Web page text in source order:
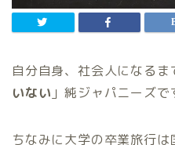
自分自身、社会人になるま
いない 」純ジャパニーズで
ちなみに大学の卒業旅行は